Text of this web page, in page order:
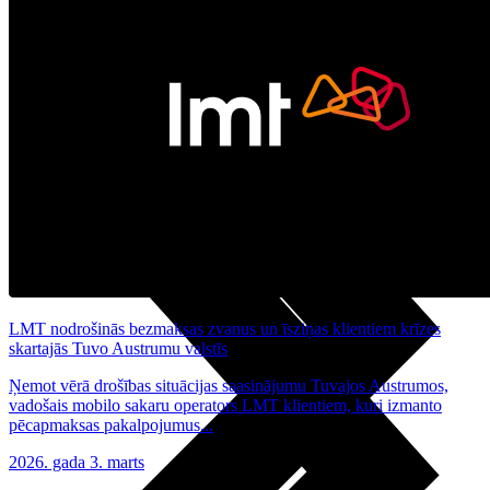
LMT Kartes iespējas
Kur nopirkt
Kā kļūt par LMT klientu
eSIM tehnoloģija
LMT nodrošinās bezmaksas zvanus un īsziņas klientiem krīzes
skartajās Tuvo Austrumu valstīs
Ņemot vērā drošības situācijas saasinājumu Tuvajos Austrumos,
vadošais mobilo sakaru operators LMT klientiem, kuri izmanto
pēcapmaksas pakalpojumus...
2026. gada 3. marts